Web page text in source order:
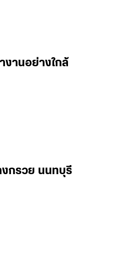
งานอย่างใกล้
งกรวย นนทบุรี